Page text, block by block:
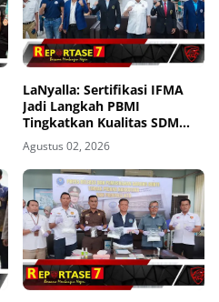
LaNyalla: Sertifikasi IFMA
Jadi Langkah PBMI
Tingkatkan Kualitas SDM
Muaythai
Agustus 02, 2026